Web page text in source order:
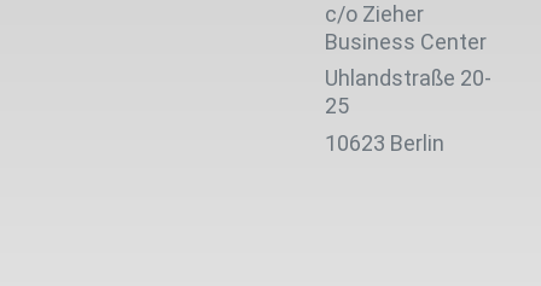
c/o Zieher
Business Center
Uhlandstraße 20-
25
10623 Berlin